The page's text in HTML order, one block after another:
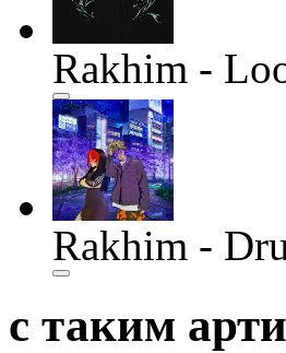
Rakhim -
Rakhim -
с таким